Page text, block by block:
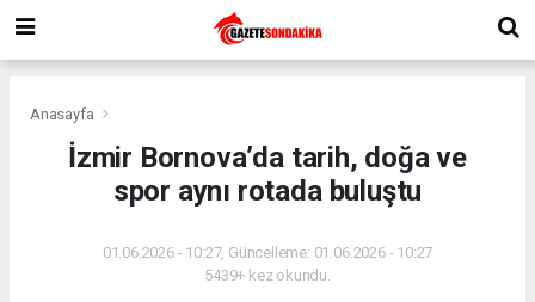
Anasayfa
İzmir Bornova’da tarih, doğa ve
spor aynı rotada buluştu
01.06.2026 - 10:27, Güncelleme: 01.06.2026 - 10:27
5439+ kez okundu.